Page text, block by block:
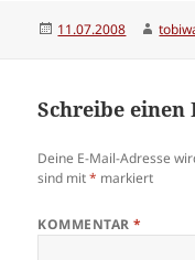
Veröffentlicht
11.07.2008 Autor
Schreibe
Deine E-Mail-Adresse
sind mit* markiert
KOMMENTAR*